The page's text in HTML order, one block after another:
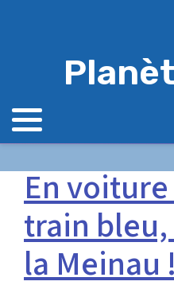
En
train
la Meinau !